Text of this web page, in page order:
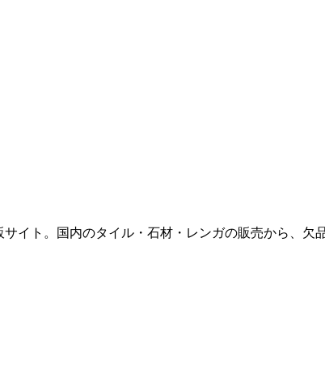
イト。国内のタイル・石材・レンガの販売から、欠